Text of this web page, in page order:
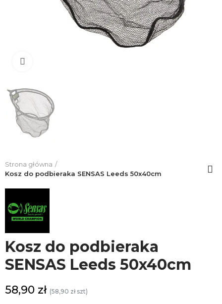
Strona główna
Kosz do podbieraka SENSAS Leeds 50x40cm
Kosz do podbieraka
SENSAS Leeds 50x40cm
58,90 zł (58,90 zł szt)